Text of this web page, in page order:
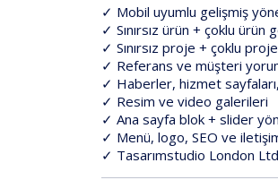
✓ Mobil uyumlu gelişmiş
✓ Sınırsız ürün + çoklu ürün
✓ Sınırsız proje + çoklu proje
✓ Referans ve müşteri
✓ Haberler, hizmet sayfaları,
✓ Resim ve video galerileri
✓ Ana sayfa blok + slider
✓ Menü, logo, SEO ve
✓ Tasarımstudio London